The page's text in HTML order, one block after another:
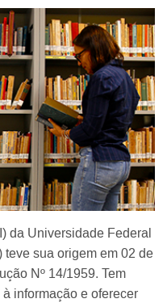
da Universidade Federal
sua origem em 02 de
Nº 14/1959. Tem
informação e oferecer